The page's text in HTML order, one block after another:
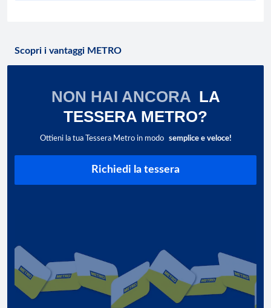
Scopri i vantaggi METRO
NON HAI ANCORA LA
TESSERA METRO?
Ottieni la tua Tessera Metro in modo semplice e veloce!
Richiedi la tessera